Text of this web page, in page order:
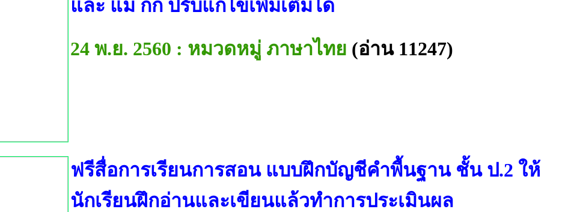
และ แม่ กก ปรับแก้ไขเพิ่มเติมได้
24 พ.ย. 2560 : หมวดหมู่ ภาษาไทย (อ่าน 11247)
ฟรีสื่อการเรียนการสอน แบบฝึกบัญชีคำพื้นฐาน ชั้น ป.2 ให้
นักเรียนฝึกอ่านและเขียนแล้วทำการประเมินผล